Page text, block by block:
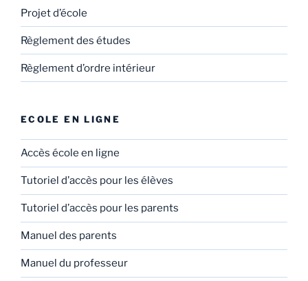
Projet d’école
Règlement des études
Règlement d’ordre intérieur
ECOLE EN LIGNE
Accès école en ligne
Tutoriel d’accès pour les élèves
Tutoriel d’accès pour les parents
Manuel des parents
Manuel du professeur